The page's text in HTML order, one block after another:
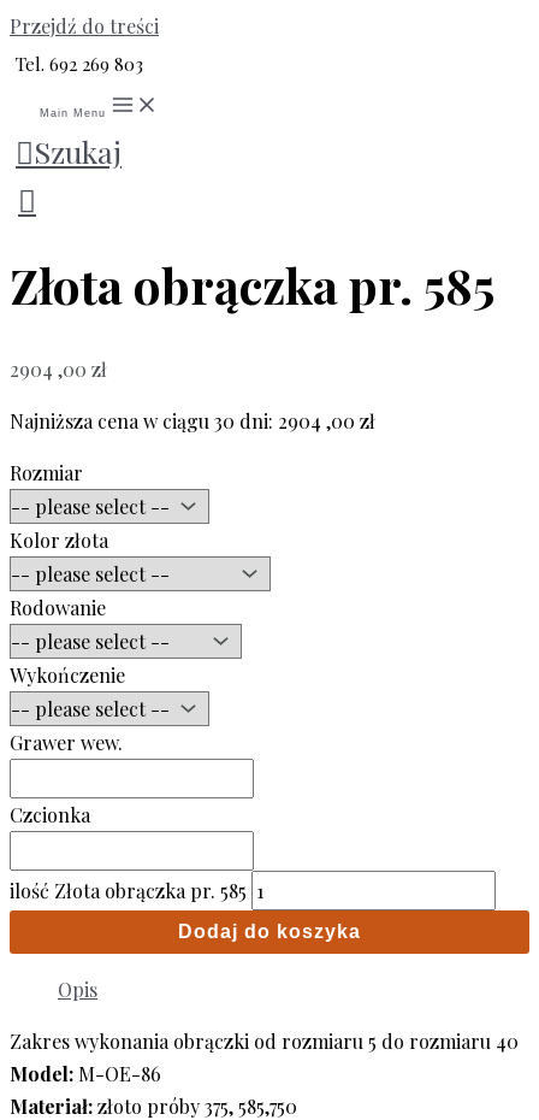
Przejdź do treści
Tel. 692 269 803
Main Menu
Szukaj
Strona główna
obrączka pr. 585
Złota obrączka pr. 585
2904 ,00 zł
Najniższa cena w ciągu 30 dni: 2904 ,00 zł
Rozmiar
Kolor złota
Rodowanie
Wykończenie
Grawer wew.
Czcionka
ilość Złota obrączka pr. 585
Dodaj do koszyka
Opis
Zakres wykonania obrączki od rozmiaru 5 do rozmiaru 40
Model: M-OE-86
Materiał:złoto próby 375, 585,750